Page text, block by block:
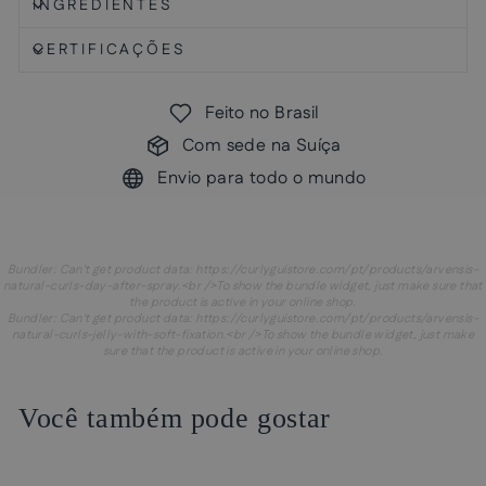
INGREDIENTES
CERTIFICAÇÕES
Feito no Brasil
Com sede na Suíça
Envio para todo o mundo
Bundler: Can't get product data: https://curlyguistore.com/pt/products/arvensis-
natural-curls-day-after-spray.<br />To show the bundle widget, just make sure that
the product is active in your online shop.
Bundler: Can't get product data: https://curlyguistore.com/pt/products/arvensis-
natural-curls-jelly-with-soft-fixation.<br />To show the bundle widget, just make
sure that the product is active in your online shop.
Você também pode gostar